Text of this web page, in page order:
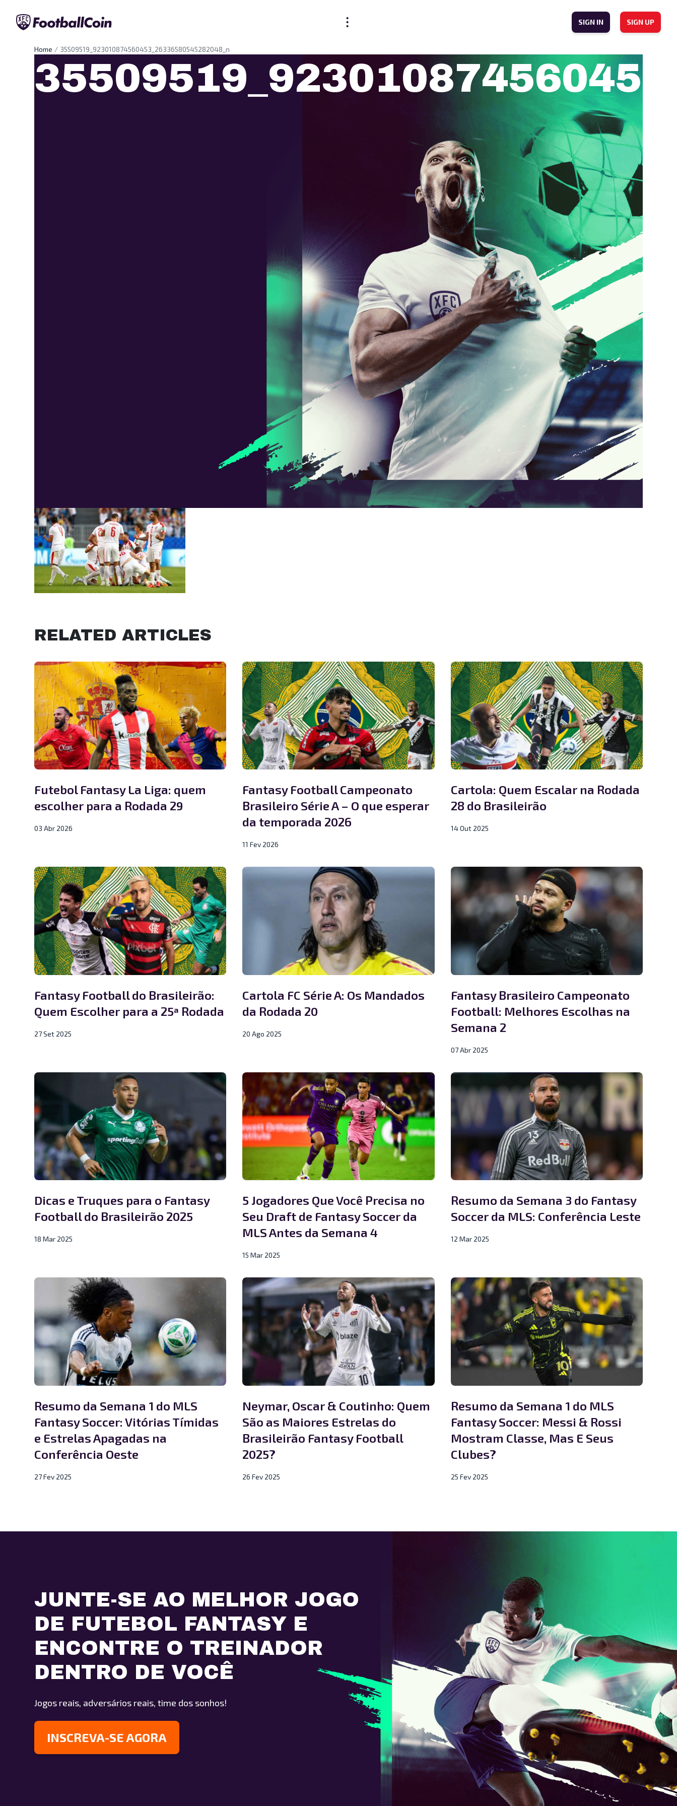
SIGN IN SIGN UP
Home 35509519_923010874560453_26336580545282048_n
RELATED ARTICLES
Futebol Fantasy La Liga: quem
escolher para a Rodada 29
03 Abr 2026
Fantasy Football Campeonato
Brasileiro Série A – O que esperar
da temporada 2026
11 Fev 2026
Cartola: Quem Escalar na Rodada
28 do Brasileirão
14 Out 2025
Fantasy Football do Brasileirão:
Quem Escolher para a 25ª Rodada
27 Set 2025
Cartola FC Série A: Os Mandados
da Rodada 20
20 Ago 2025
Fantasy Brasileiro Campeonato
Football: Melhores Escolhas na
Semana 2
07 Abr 2025
Dicas e Truques para o Fantasy
Football do Brasileirão 2025
18 Mar 2025
5 Jogadores Que Você Precisa no
Seu Draft de Fantasy Soccer da
MLS Antes da Semana 4
15 Mar 2025
Resumo da Semana 3 do Fantasy
Soccer da MLS: Conferência Leste
12 Mar 2025
Resumo da Semana 1 do MLS
Fantasy Soccer: Vitórias Tímidas
e Estrelas Apagadas na
Conferência Oeste
27 Fev 2025
Neymar, Oscar & Coutinho: Quem
São as Maiores Estrelas do
Brasileirão Fantasy Football
2025?
26 Fev 2025
Resumo da Semana 1 do MLS
Fantasy Soccer: Messi & Rossi
Mostram Classe, Mas E Seus
Clubes?
25 Fev 2025
JUNTE-SE AO MELHOR JOGO
DE FUTEBOL FANTASY E
ENCONTRE O TREINADOR
DENTRO DE VOCÊ
Jogos reais, adversários reais, time dos sonhos!
INSCREVA-SE AGORA